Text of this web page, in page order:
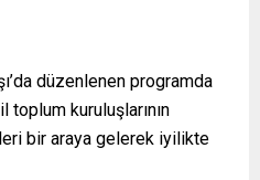
düzenlenen programda
toplum kuruluşlarının
bir araya gelerek iyilikte